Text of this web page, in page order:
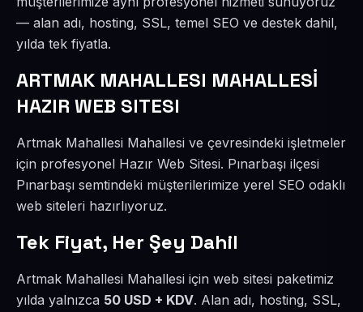
— alan adı, hosting, SSL, temel SEO ve destek dahil,
yılda tek fiyatla.
ARTMAK MAHALLESI MAHALLESİ
HAZIR WEB SITESI
Artmak Mahallesi Mahallesi ve çevresindeki işletmeler
için profesyonel Hazır Web Sitesi. Pınarbaşı ilçesi
Pınarbaşı semtindeki müşterilerimize yerel SEO odaklı
web siteleri hazırlıyoruz.
Tek Fiyat, Her Şey Dahil
Artmak Mahallesi Mahallesi için web sitesi paketimiz
yılda yalnızca 50 USD + KDV. Alan adı, hosting, SSL,